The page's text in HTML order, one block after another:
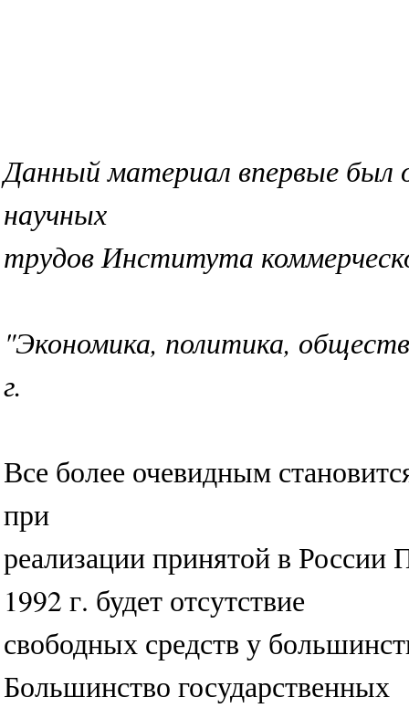
Данный материал впервые был
научных
трудов Института
"Экономика, политика,
г.
Все более очевидным
при
реализации принятой в России
1992 г. будет отсутствие
свободных средств у
Большинство государственных